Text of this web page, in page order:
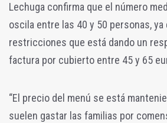
Lechuga confirma que el número
oscila entre las 40 y 50 personas, ya
restricciones que está dando un
factura por cubierto entre 45 y 65
“El precio del menú se está
suelen gastar las familias por